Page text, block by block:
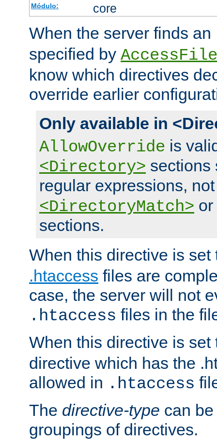
Módulo: core
When the server finds an
specified by
know which directives
override earlier
Only available in
AllowOverride is
<Directory> sections
regular expressions,
<DirectoryMatch> or
sections.
When this directive is
.htaccess files are
case, the server will not
.htaccess files in the
When this directive is
directive which has the
allowed in .htaccess
The directive-type can
groupings of directives.